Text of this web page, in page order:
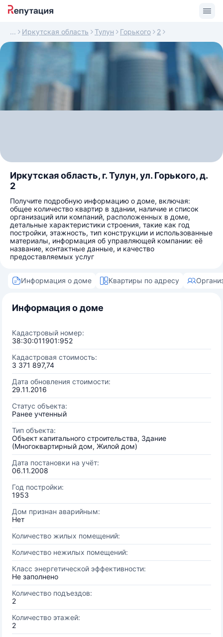
Иркутская область Тулун Горького 2
Иркутская область, г. Тулун, ул. Горького, д.
2
Получите подробную информацию о доме, включая:
общее количество квартир в здании, наличие и список
организаций или компаний, расположенных в доме,
детальные характеристики строения, такие как год
постройки, этажность, тип конструкции и использованные
материалы, информация об управляющей компании: её
название, контактные данные, и качество
предоставляемых услуг
Информация о доме Квартиры по адресу
Информация о доме
Кадастровый номер:
38:30:011901:952
Кадастровая стоимость:
3 371 897,74
Дата обновления стоимости:
29.11.2016
Статус объекта:
Ранее учтенный
Тип объекта:
Объект капитального строительства, Здание
(Многоквартирный дом, Жилой дом)
Дата постановки на учёт:
06.11.2008
Год постройки:
1953
Дом признан аварийным:
Нет
Количество жилых помещений:
Количество нежилых помещений:
Класс энергетической эффективности:
Не заполнено
Количество подъездов:
2
Количество этажей:
2